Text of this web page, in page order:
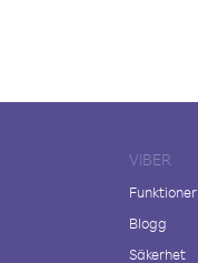
VIBER
Funktioner
Blogg
Säkerhet